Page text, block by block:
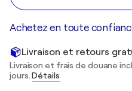
Achetez en toute
Livraison et retours
Livraison et frais de douane
jours.Détails